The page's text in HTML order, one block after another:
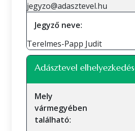
jegyzo@adasztevel.hu
Jegyző neve:
Terelmes-Papp Judit
Adásztevel
Mely
vármegyében
található: